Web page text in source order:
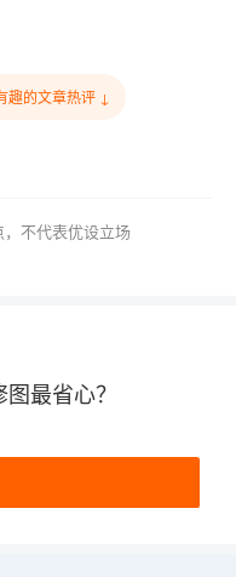
趣的文章热评 ↓
不代表优设立场
最省心？